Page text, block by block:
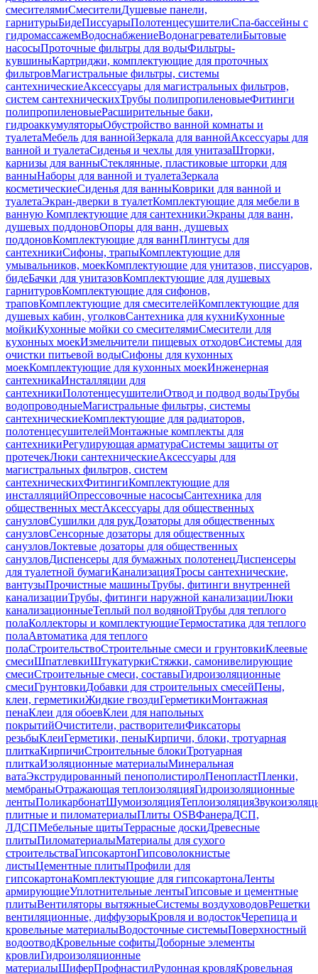
смесителямиСмесителиДушевые панели,
гарнитурыБидеПиссуарыПолотенцесушителиСпа-бассейны с
гидромассажемВодоснабжениеВодонагревателиБытовые
насосыПроточные фильтры для водыФильтры-
кувшиныКартриджи, комплектующие для проточных
фильтровМагистральные фильтры, системы
сантехническиеАксессуары для магистральных фильтров,
систем сантехническихТрубы полипропиленовыеФитинги
полипропиленовыеРасширительные баки,
гидроаккумуляторыОбустройство ванной комнаты и
туалетаМебель для ваннойЗеркала для ваннойАксессуары для
ванной и туалетаСиденья и чехлы для унитазаШторки,
карнизы для ванныСтеклянные, пластиковые шторки для
ванныНаборы для ванной и туалетаЗеркала
косметическиеСиденья для ванныКоврики для ванной и
туалетаЭкран-дверки в туалетКомплектующие для мебели в
ванную Комплектующие для сантехникиЭкраны для ванн,
душевых поддоновОпоры для ванн, душевых
поддоновКомплектующие для ваннПлинтусы для
сантехникиСифоны, трапыКомплектующие для
умывальников, моекКомплектующие для унитазов, писсуаров,
бидеБачки для унитазовКомплектующие для душевых
гарнитуровКомплектующие для сифонов,
траповКомплектующие для смесителейКомплектующие для
душевых кабин, уголковСантехника для кухниКухонные
мойкиКухонные мойки со смесителямиСмесители для
кухонных моекИзмельчители пищевых отходовСистемы для
очистки питьевой водыСифоны для кухонных
моекКомплектующие для кухонных моекИнженерная
сантехникаИнсталляции для
сантехникиПолотенцесушителиОтвод и подвод водыТрубы
водопроводныеМагистральные фильтры, системы
сантехническиеКомплектующие для радиаторов,
полотенцесушителейМонтажные комплекты для
сантехникиРегулирующая арматураСистемы защиты от
протечекЛюки сантехническиеАксессуары для
магистральных фильтров, систем
сантехническихФитингиКомплектующие для
инсталляцийОпрессовочные насосыСантехника для
общественных местАксессуары для общественных
санузловСушилки для рукДозаторы для общественных
санузловСенсорные дозаторы для общественных
санузловЛоктевые дозаторы для общественных
санузловДиспенсеры для бумажных полотенецДиспенсеры
для туалетной бумагиКанализацияТросы сантехнические,
вантузыПрочистные машиныТрубы, фитинги внутренней
канализацииТрубы, фитинги наружной канализацииЛюки
канализационныеТеплый пол водянойТрубы для теплого
полаКоллекторы и комплектующиеТермостатика для теплого
полаАвтоматика для теплого
полаСтроительствоСтроительные смеси и грунтовкиКлеевые
смесиШпатлевкиШтукатуркиСтяжки, самонивелирующие
смесиСтроительные смеси, составыГидроизоляционные
смесиГрунтовкиДобавки для строительных смесейПены,
клеи, герметикиЖидкие гвоздиГерметикиМонтажная
пенаКлеи для обоевКлеи для напольных
покрытийОчистители, растворителиФиксаторы
резьбыКлеиГерметики, пеныКирпичи, блоки, тротуарная
плиткаКирпичиСтроительные блокиТротуарная
плиткаИзоляционные материалыМинеральная
ватаЭкструдированный пенополистиролПенопластПленки,
мембраныОтражающая теплоизоляцияГидроизоляционные
лентыПоликарбонатШумоизоляцияТеплоизоляция
плитные и пиломатериалыПлиты OSBФанераДСП,
ЛДСПМебельные щитыТеррасные доскиДревесные
плитыПиломатериалыМатериалы для сухого
строительстваГипсокартонГипсоволокнистые
листыЦементные плитыПрофили для
гипсокартонаКомплектующие для гипсокартонаЛенты
армирующиеУплотнительные лентыГипсовые и цементные
плитыВентиляторы вытяжныеСистемы воздуховодовРешетки
вентиляционные, диффузорыКровля и водостокЧерепица и
кровельные материалыВодосточные системыПоверхностный
водоотводКровельные софитыДоборные элементы
кровлиГидроизоляционные
материалыШиферПрофнастилРулонная кровляКровельная